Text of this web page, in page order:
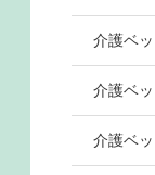
介護ベ
介護ベ
介護ベ